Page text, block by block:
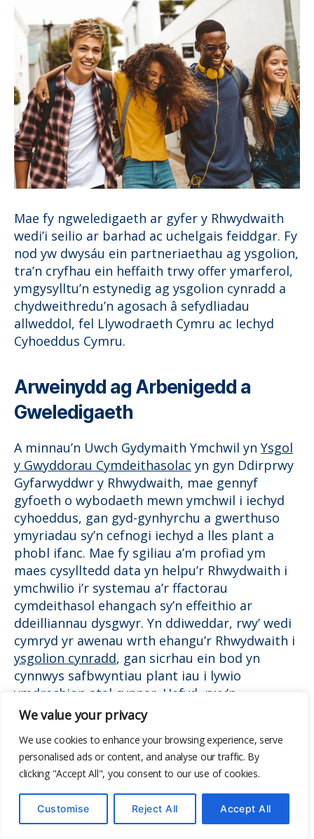
We value your privacy
We use cookies to enhance your browsing experience, serve
personalised ads or content, and analyse our traffic. By
clicking "Accept All", you consent to our use of cookies.
Customise Reject All Accept All
Mae fy ngweledigaeth ar gyfer y Rhwydwaith
wedi’i seilio ar barhad ac uchelgais feiddgar. Fy
nod yw dwysáu ein partneriaethau ag ysgolion,
tra’n cryfhau ein heffaith trwy offer ymarferol,
ymgysylltu’n estynedig ag ysgolion cynradd a
chydweithredu’n agosach â sefydliadau
allweddol, fel Llywodraeth Cymru ac Iechyd
Cyhoeddus Cymru.
Arweinydd ag Arbenigedd a
Gweledigaeth
A minnau’n Uwch Gydymaith Ymchwil yn Ysgol
y Gwyddorau Cymdeithasolac yn gyn Ddirprwy
Gyfarwyddwr y Rhwydwaith, mae gennyf
gyfoeth o wybodaeth mewn ymchwil i iechyd
cyhoeddus, gan gyd-gynhyrchu a gwerthuso
ymyriadau sy’n cefnogi iechyd a lles plant a
phobl ifanc. Mae fy sgiliau a’m profiad ym
maes cysylltedd data yn helpu’r Rhwydwaith i
ymchwilio i’r systemau a’r ffactorau
cymdeithasol ehangach sy’n effeithio ar
ddeilliannau dysgwyr. Yn ddiweddar, rwy’ wedi
cymryd yr awenau wrth ehangu’r Rhwydwaith i
ysgolion cynradd, gan sicrhau ein bod yn
cynnwys safbwyntiau plant iau i lywio
ymdrechion atal cynnar. Hefyd, rwy’n
angerddol am hyrwyddo gweithgarwch
ar ffordd iach o fyw – maes sy’n parhau i
ysbrydoli fy ngwaith a’m ymrwymiad i wella
iechyd a lles dysgwyr ar draws Cymru.
Gorffennol Balch a Dyfodol